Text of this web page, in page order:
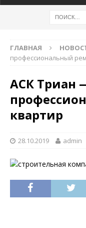
ГЛАВНАЯ
профессиональный
АСК Триан
квартир
28.10.2019 admin